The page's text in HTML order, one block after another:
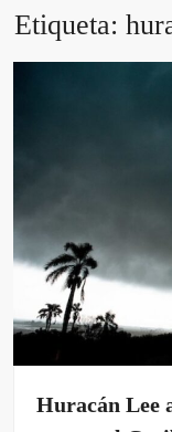
Etiqueta:
Huracán Lee